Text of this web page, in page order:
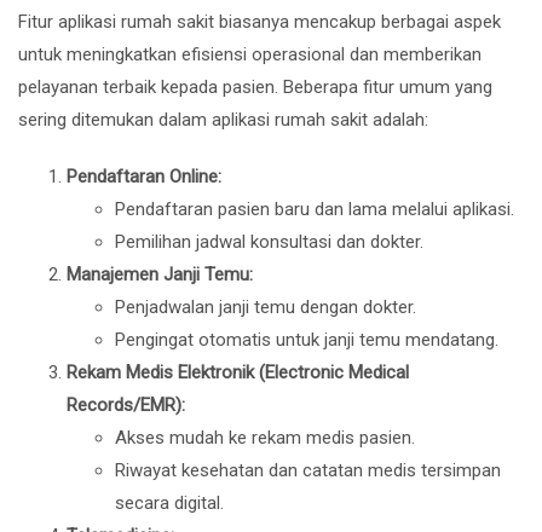
Fitur aplikasi rumah sakit biasanya mencakup berbagai aspek
untuk meningkatkan efisiensi operasional dan memberikan
pelayanan terbaik kepada pasien. Beberapa fitur umum yang
sering ditemukan dalam aplikasi rumah sakit adalah:
Pendaftaran Online:
Pendaftaran pasien baru dan lama melalui aplikasi.
Pemilihan jadwal konsultasi dan dokter.
Manajemen Janji Temu:
Penjadwalan janji temu dengan dokter.
Pengingat otomatis untuk janji temu mendatang.
Rekam Medis Elektronik (Electronic Medical
Records/EMR):
Akses mudah ke rekam medis pasien.
Riwayat kesehatan dan catatan medis tersimpan
secara digital.